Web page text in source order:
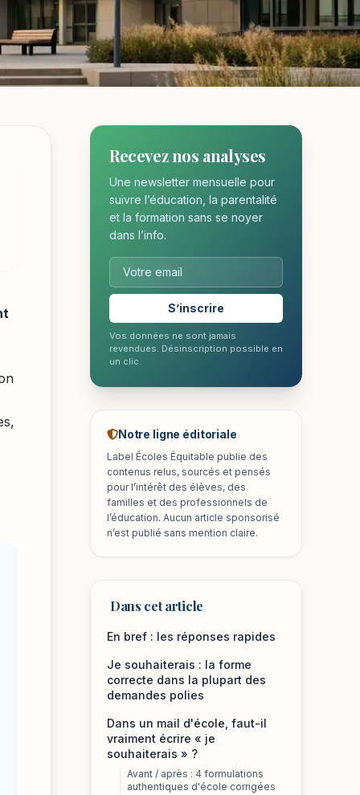
Recevez nos analyses
Une newsletter mensuelle pour
suivre l’éducation, la parentalité
et la formation sans se noyer
dans l’info.
S’inscrire
Vos données ne sont jamais
revendues. Désinscription possible en
un clic.
Notre ligne éditoriale
Label Écoles Équitable publie des
contenus relus, sourcés et pensés
pour l’intérêt des élèves, des
familles et des professionnels de
l’éducation. Aucun article sponsorisé
n’est publié sans mention claire.
Dans cet article
En bref : les réponses rapides
Je souhaiterais : la forme
correcte dans la plupart des
demandes polies
Dans un mail d'école, faut-il
vraiment écrire « je
souhaiterais » ?
Avant / après : 4 formulations
authentiques d'école corrigées